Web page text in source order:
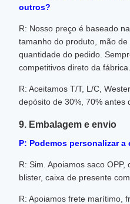
outros?
R: Nosso preço é baseado
tamanho do produto, mão
quantidade do pedido.
competitivos direto da fábrica.
R: Aceitamos T/T, L/C,
depósito de 30%, 70% antes
9. Embalagem e envio
P: Podemos personalizar a
R: Sim. Apoiamos saco
blister, caixa de presente
R: Apoiamos frete marítimo,